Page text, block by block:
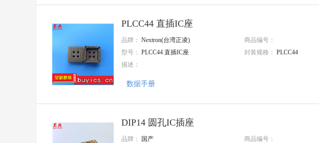
Nations(国民技术)
TE Connectivity(泰科电子)
MaxLinear(迈凌)
JMA
三晶
Knowles(楼氏)
NIDEC(尼得科)
CT MICRO
PLCC44 直插IC座
品牌： Nextron(台湾正凌)
商品编号：
型号： PLCC44 直插IC座 封装规格： PLCC44
描述：
数据手册
DIP14 圆孔IC插座
品牌： 国产
商品编号：